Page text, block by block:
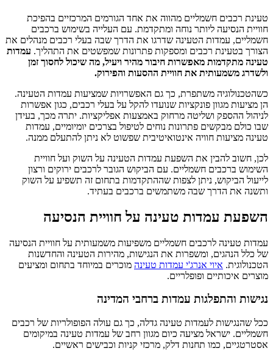
טעינת רכבים חשמליים מהווה את אחד הגורמים המרכזיים בהפיכת
חוויית הנסיעה ליותר נוחה ומתקדמת. עם העלייה בשימוש ברכבים
חשמליים, עמדות הטעינה שדרגו את הדרך שבה בעלי רכבים מנהלים את
הצורך בטעינת רכבים ומספקות פתרונות שמפשטים את התהליך. עמדות
טעינה מתקדמות מאפשרות חיבור מהיר ויעיל, מה שיכול לחסוך זמן
ולשדרג משמעותית את חוויית ההסעות והפירוק.
כשהטכנולוגיה משתפרת, כך גם האפשרויות שמציעות עמדות הטעינה.
הן מציעות מגוון פונקציות שנועדו להקל על בעלי רכבים, כגון אפשרות
לניהול ההספק ושליטה מרחוק באמצעות אפליקציות. יתרה מכך, בעידן
שבו כולם מבקשים פתרונות נוחים לטיפול בצרכים יומיומיים, עמדות
טעינה מציעות חוויה אינטואיטיבית שפשוט לא ניתן להתעלם ממנה.
לכן, חשוב להבין את השפעת עמדות הטעינה על השוק ועל חוויית
השימוש ברכבים חשמליים. עם הביקוש הגובר לרכבים ירוקים ורצון
לייעול הביקוש, ניתן לצפות שההתקדמות בתחום זה תשפיע על השוק
ותשנה את הדרך שבה משתמשים ברכבים בעתיד.
השפעת עמדות טעינה על חוויית הנסיעה
עמדות טעינה לרכבים חשמליים משפיעות משמעותית על חוויית הנסיעה
של כלל הנהגים, ומשפרות את הנגישות, מהירות הטעינה והחדשנות
הטכנולוגית. איוי אנרג'י עמדות טעינה מוכרים במיוחד בתחום ומציעים
מוצרים איכותיים ופופלריים.
נגישות והתפלגות עמדות ברחבי המדינה
ככל שהנגישות לעמדות טעינה גדלה, כך גם עולה הפופולריות של רכבים
חשמליים. ישראל מציעה כיום מגוון רחב של עמדות טעינה במיקומים
אסטרטגיים, כמו תחנות דלק, מרכזי קניות וכבישים ראשיים.